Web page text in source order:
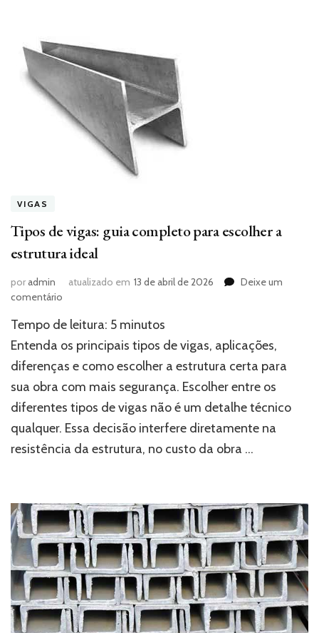
VIGAS
Tipos de vigas: guia completo para escolher a
estrutura ideal
poradmin atualizado em 13 de abril de 2026
Deixe um
comentário
de
vigas:
guia
completo
para
escolher
a
estrutura
ideal
Tempo de leitura: 5 minutos
Entenda os principais tipos de vigas, aplicações,
diferenças e como escolher a estrutura certa para
sua obra com mais segurança. Escolher entre os
diferentes tipos de vigas não é um detalhe técnico
qualquer. Essa decisão interfere diretamente na
resistência da estrutura, no custo da obra …